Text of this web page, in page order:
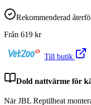
Rekommenderad
Från 619 kr
Till butik
Dold nattvärme för
När JBL Reptilheat